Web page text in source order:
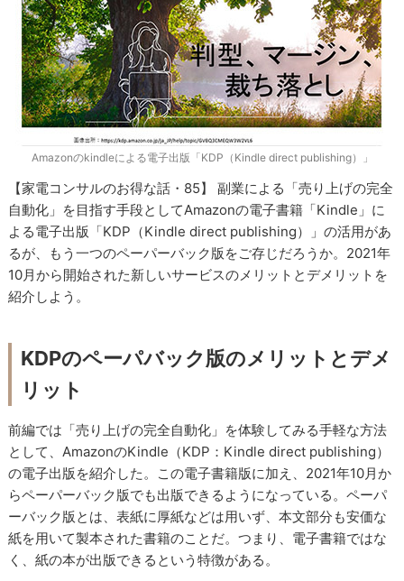
Amazonのkindleによる電子出版「KDP（Kindle direct publishing）」
【家電コンサルのお得な話・85】 副業による「売り上げの完全
自動化」を目指す手段としてAmazonの電子書籍「Kindle」に
よる電子出版「KDP（Kindle direct publishing）」の活用があ
るが、もう一つのペーパーバック版をご存じだろうか。2021年
10月から開始された新しいサービスのメリットとデメリットを
紹介しよう。
KDPのペーパバック版のメリットとデメ
リット
前編では「売り上げの完全自動化」を体験してみる手軽な方法
として、AmazonのKindle（KDP：Kindle direct publishing）
の電子出版を紹介した。この電子書籍版に加え、2021年10月か
らペーパーバック版でも出版できるようになっている。ペーパ
ーバック版とは、表紙に厚紙などは用いず、本文部分も安価な
紙を用いて製本された書籍のことだ。つまり、電子書籍ではな
く、紙の本が出版できるという特徴がある。